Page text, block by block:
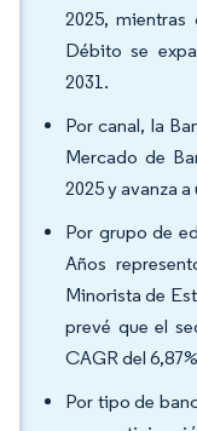
2025,
Débito se
2031.
Por canal, la
Mercado de
2025 y avanza
Por grupo de
Años
Minorista de
prevé que el
CAGR del
Por tipo de